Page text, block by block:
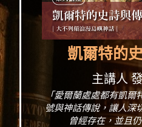
凱爾特的
主講人
「愛爾蘭處處都有凱爾
號與神話傳說，讓人深
曾經存在，並且